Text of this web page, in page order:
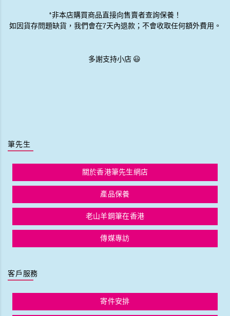
*非本店購買商品直接向售賣者查詢保養！
如因貨存問題缺貨，我們會在7天內退款；不會收取任何額外費用。
多謝支持小店 😃
筆先生
關於香港筆先生網店
產品保養
老山羊鋼筆在香港
傳媒專訪
客戶服務
寄件安排